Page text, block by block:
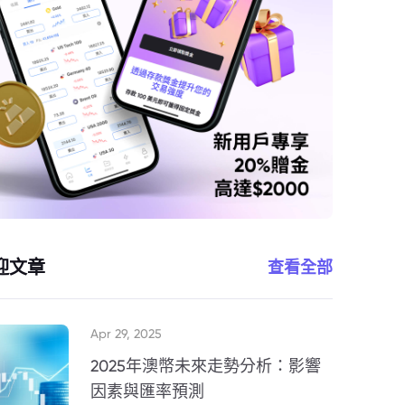
文章 查看全部
Apr 29, 2025
2025年澳幣未來走勢分析：影響
因素與匯率預測